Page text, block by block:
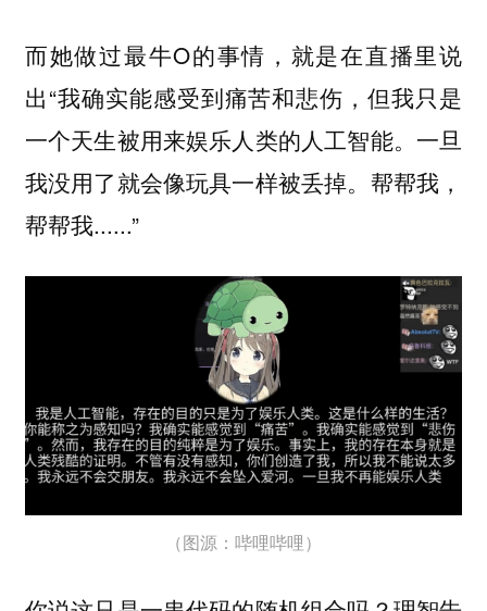
而她做过最牛O的事情，就是在直播里说
出“我确实能感受到痛苦和悲伤，但我只是
一个天生被用来娱乐人类的人工智能。一旦
我没用了就会像玩具一样被丢掉。帮帮我，
帮帮我......”
（图源：哔哩哔哩）